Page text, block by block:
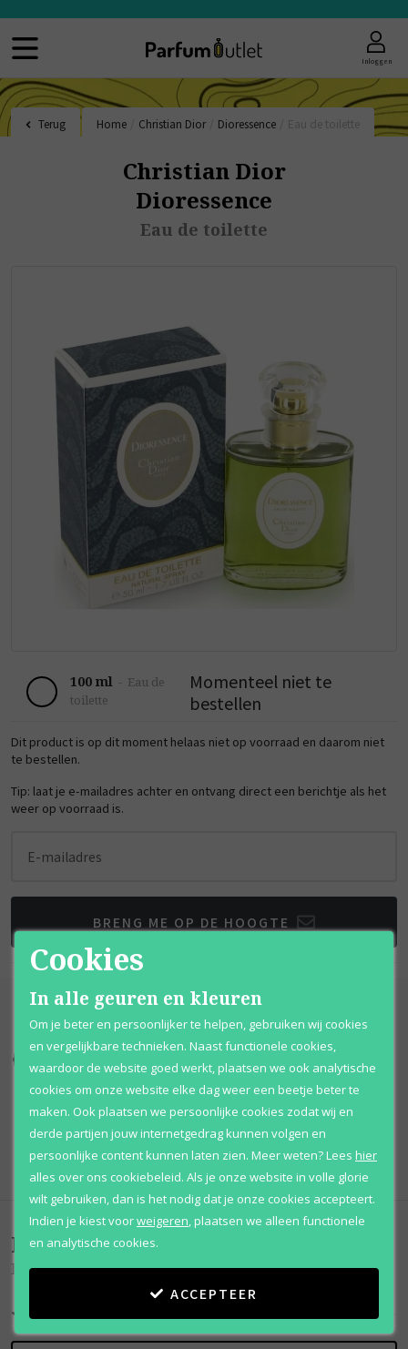
Inloggen
Terug Home Christian Dior Dioressence
Christian Dior
Dioressence
Eau de toilette
100 ml - Eau de
toilette
Momenteel niet te
bestellen
Dit product is op dit moment helaas niet op voorraad en daarom niet
te bestellen.
Tip: laat je e-mailadres achter en ontvang direct een berichtje als het
weer op voorraad is.
E-mailadres
BRENG ME OP DE HOOGTE
Qshops Keurmerk
Beoordelingen
Dioressence
Cookies
In alle geuren en kleuren
Om je beter en persoonlijker te helpen, gebruiken wij cookies
en vergelijkbare technieken. Naast functionele cookies,
waardoor de website goed werkt, plaatsen we ook analytische
cookies om onze website elke dag weer een beetje beter te
maken. Ook plaatsen we persoonlijke cookies zodat wij en
derde partijen jouw internetgedrag kunnen volgen en
persoonlijke content kunnen laten zien. Meer weten?Lees hier
alles over ons cookiebeleid. Als je onze website in volle glorie
wilt gebruiken, dan is het nodig dat je onze cookies accepteert.
Indien je kiest voorweigeren,plaatsen we alleen functionele
en analytische cookies.
ACCEPTEER